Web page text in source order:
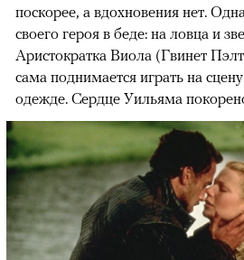
поскорее, а вдохновения нет.
своего героя в беде: на ловца и
Аристократка Виола (Гвинет
сама поднимается играть на
одежде. Сердце Уильяма